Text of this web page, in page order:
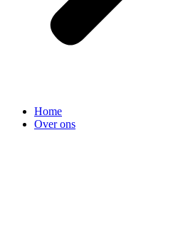
Home
Over ons